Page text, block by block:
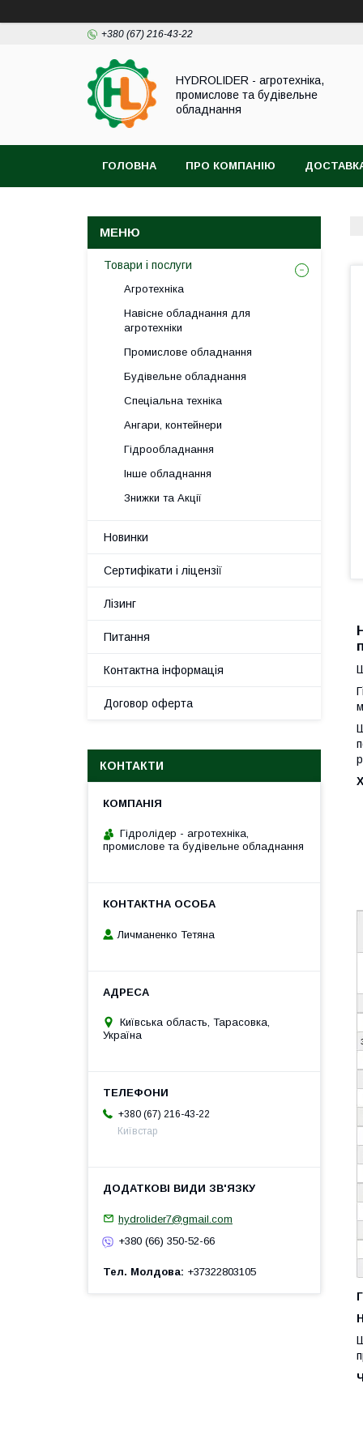
+380 (67) 216-43-22
HYDROLIDER - агротехніка,
промислове та будівельне
обладнання
ГОЛОВНА ПРО КОМПАНІЮ
Товари і послуги
Агротехніка
Навісне обладнання для
агротехніки
Промислове обладнання
Будівельне обладнання
Спеціальна техніка
Ангари, контейнери
Гідрообладнання
Інше обладнання
Знижки та Акції
Новинки
Сертифікати і ліцензії
Лізинг
Питання
Контактна інформація
Договор оферта
КОНТАКТИ
Гідролідер - агротехніка,
промислове та будівельне обладнання
Личманенко Тетяна
Київська область, Тарасовка,
Україна
+380 (67) 216-43-22
Київстар
hydrolider7@gmail.com
+380 (66) 350-52-66
Тел. Молдова +37322803105